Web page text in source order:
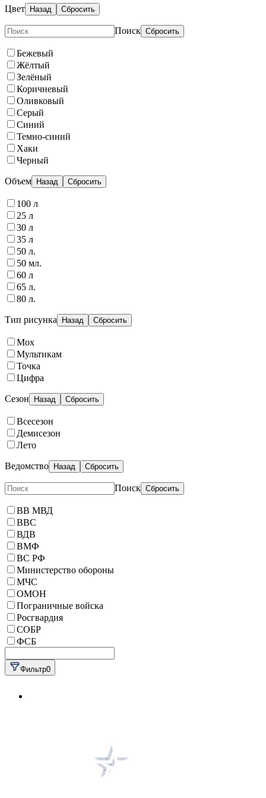
Цвет Назад Сбросить
Поиск Сбросить
Бежевый
Жёлтый
Зелёный
Коричневый
Оливковый
Серый
Синий
Темно-синий
Хаки
Черный
Объем Назад Сбросить
100 л
25 л
30 л
35 л
50 л.
50 мл.
60 л
65 л.
80 л.
Тип рисунка Назад Сбросить
Мох
Мультикам
Точка
Цифра
Сезон Назад Сбросить
Всесезон
Демисезон
Лето
Ведомство Назад Сбросить
Поиск Сбросить
ВВ МВД
ВВС
ВДВ
ВМФ
ВС РФ
Министерство обороны
МЧС
ОМОН
Пограничные войска
Росгвардия
СОБР
ФСБ
Фильтр0